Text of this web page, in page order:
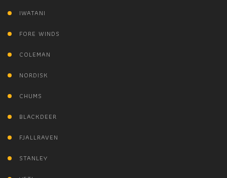
IWATANI
FORE WINDS
COLEMAN
NORDISK
CHUMS
BLACKDEER
FJALLRAVEN
STANLEY